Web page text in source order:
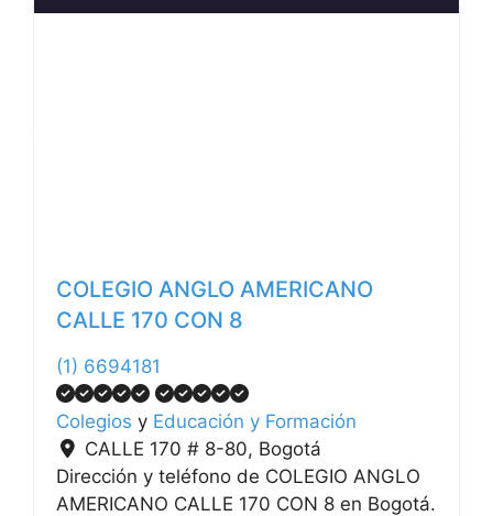
COLEGIO ANGLO AMERICANO
CALLE 170 CON 8
(1) 6694181
Colegios y Educación y Formación
CALLE 170 # 8-80, Bogotá
Dirección y teléfono de COLEGIO ANGLO
AMERICANO CALLE 170 CON 8 en Bogotá.